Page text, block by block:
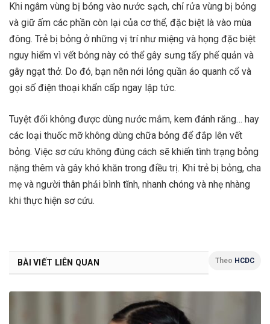
Khi ngâm vùng bị bỏng vào nước sạch, chỉ rửa vùng bị bỏng
và giữ ấm các phần còn lại của cơ thể, đặc biệt là vào mùa
đông. Trẻ bị bỏng ở những vị trí như miệng và họng đặc biệt
nguy hiểm vì vết bỏng này có thể gây sưng tấy phế quản và
gây ngạt thở. Do đó, bạn nên nới lỏng quần áo quanh cổ và
gọi số điện thoại khẩn cấp ngay lập tức.
Tuyệt đối không được dùng nước mắm, kem đánh răng… hay
các loại thuốc mỡ không dùng chữa bỏng để đắp lên vết
bỏng. Việc sơ cứu không đúng cách sẽ khiến tình trạng bỏng
nặng thêm và gây khó khăn trong điều trị. Khi trẻ bị bỏng, cha
mẹ và người thân phải bình tĩnh, nhanh chóng và nhẹ nhàng
khi thực hiện sơ cứu.
Theo HCDC
BÀI VIẾT LIÊN QUAN